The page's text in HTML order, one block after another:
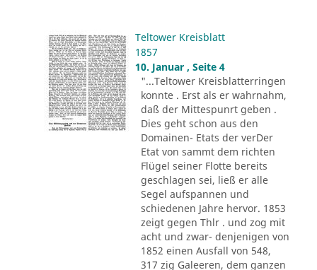
Teltower Kreisblatt
1857
10. Januar , Seite 4
"...Teltower Kreisblatterringen
konnte . Erst als er wahrnahm,
daß der Mittespunrt geben .
Dies geht schon aus den
Domainen- Etats der verDer
Etat von sammt dem richten
Flügel seiner Flotte bereits
geschlagen sei, ließ er alle
Segel aufspannen und
schiedenen Jahre hervor. 1853
zeigt gegen Thlr . und zog mit
acht und zwar- denjenigen von
1852 einen Ausfall von 548,
317 zig Galeeren, dem ganzen